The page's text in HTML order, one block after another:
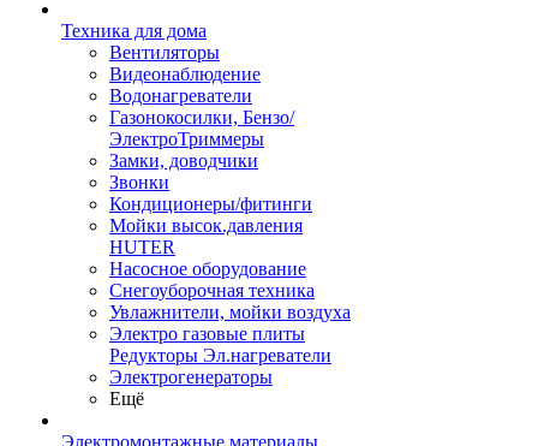
Техника для дома
Вентиляторы
Видеонаблюдение
Водонагреватели
Газонокосилки, Бензо/
ЭлектроТриммеры
Замки, доводчики
Звонки
Кондиционеры/фитинги
Мойки высок.давления
HUTER
Насосное оборудование
Снегоуборочная техника
Увлажнители, мойки воздуха
Электро газовые плиты
Редукторы Эл.нагреватели
Электрогенераторы
Ещё